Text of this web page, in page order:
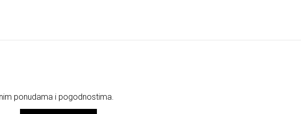
ponudama i pogodnostima.